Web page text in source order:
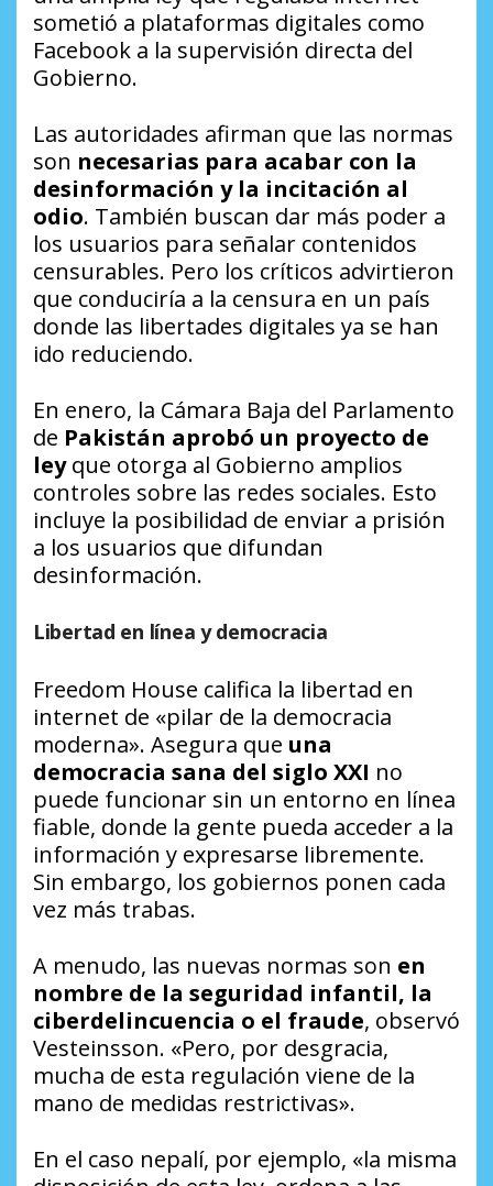
sometió a plataformas digitales como
Facebook a la supervisión directa del
Gobierno.
Las autoridades afirman que las normas
son necesarias para acabar con la
desinformación y la incitación al
odio. También buscan dar más poder a
los usuarios para señalar contenidos
censurables. Pero los críticos advirtieron
que conduciría a la censura en un país
donde las libertades digitales ya se han
ido reduciendo.
En enero, la Cámara Baja del Parlamento
de Pakistán aprobó un proyecto de
leyque otorga al Gobierno amplios
controles sobre las redes sociales. Esto
incluye la posibilidad de enviar a prisión
a los usuarios que difundan
desinformación.
Libertad en línea y democracia
Freedom House califica la libertad en
internet de «pilar de la democracia
moderna». Asegura que una
democracia sana del siglo XXI no
puede funcionar sin un entorno en línea
fiable, donde la gente pueda acceder a la
información y expresarse libremente.
Sin embargo, los gobiernos ponen cada
vez más trabas.
A menudo, las nuevas normas son en
nombre de la seguridad infantil, la
ciberdelincuencia o el fraude, observó
Vesteinsson. «Pero, por desgracia,
mucha de esta regulación viene de la
mano de medidas restrictivas».
En el caso nepalí, por ejemplo, «la misma